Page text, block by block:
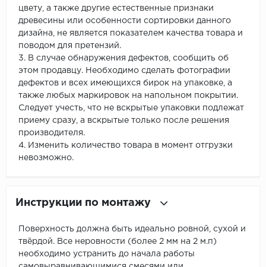
цвету, а также другие естественные признаки
древесины или особенности сортировки данного
дизайна, не является показателем качества товара и
поводом для претензий.
3. В случае обнаружения дефектов, сообщить об
этом продавцу. Необходимо сделать фотографии
дефектов и всех имеющихся бирок на упаковке, а
также любых маркировок на напольном покрытии.
Следует учесть, что не вскрытые упаковки подлежат
приему сразу, а вскрытые только после решения
производителя.
4. Изменить количество товара в момент отгрузки
невозможно.
Инструкции по монтажу
Поверхность должна быть идеально ровной, сухой и
твёрдой. Все неровности (более 2 мм на 2 м.п)
необходимо устранить до начала работы